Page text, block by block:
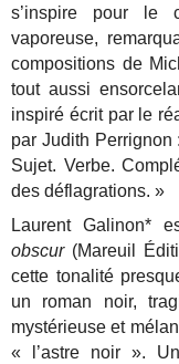
s’inspire pour le
vaporeuse,
compositions de
tout aussi
inspiré écrit par le
par Judith
Sujet. Verbe.
des déflagrations. »
Laurent Galinon*
obscur(Mareuil
cette tonalité
un roman noir,
mystérieuse et
« l’astre noir ».